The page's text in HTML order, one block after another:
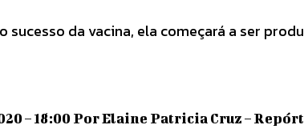
sucesso da vacina, ela começará a ser
– 18:00 Por Elaine Patricia Cruz –